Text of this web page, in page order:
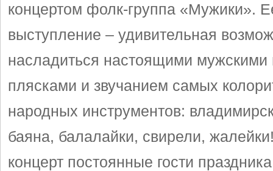
концертом фолк-группа «Мужики».
выступление – удивительная
насладиться настоящими мужскими
плясками и звучанием самых
народных инструментов:
баяна, балалайки, свирели,
концерт постоянные гости